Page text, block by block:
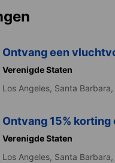
Ontvang een
Verenigde Staten
Los Angeles, Santa Barbara,
Ontvang 15% korting
Verenigde Staten
Los Angeles, Santa Barbara,